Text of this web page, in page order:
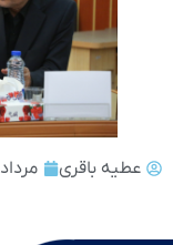
عطیه باقری مرداد 15, 1404